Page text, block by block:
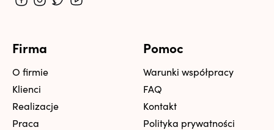
Firma
O firmie
Klienci
Realizacje
Praca
Pomoc
Warunki współpracy
FAQ
Kontakt
Polityka prywatności